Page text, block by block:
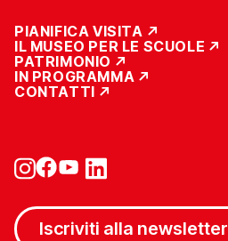
PIANIFICA VISITA
IL MUSEO PER LE SCUOLE
PATRIMONIO
IN PROGRAMMA
CONTATTI
Iscriviti alla newsletter